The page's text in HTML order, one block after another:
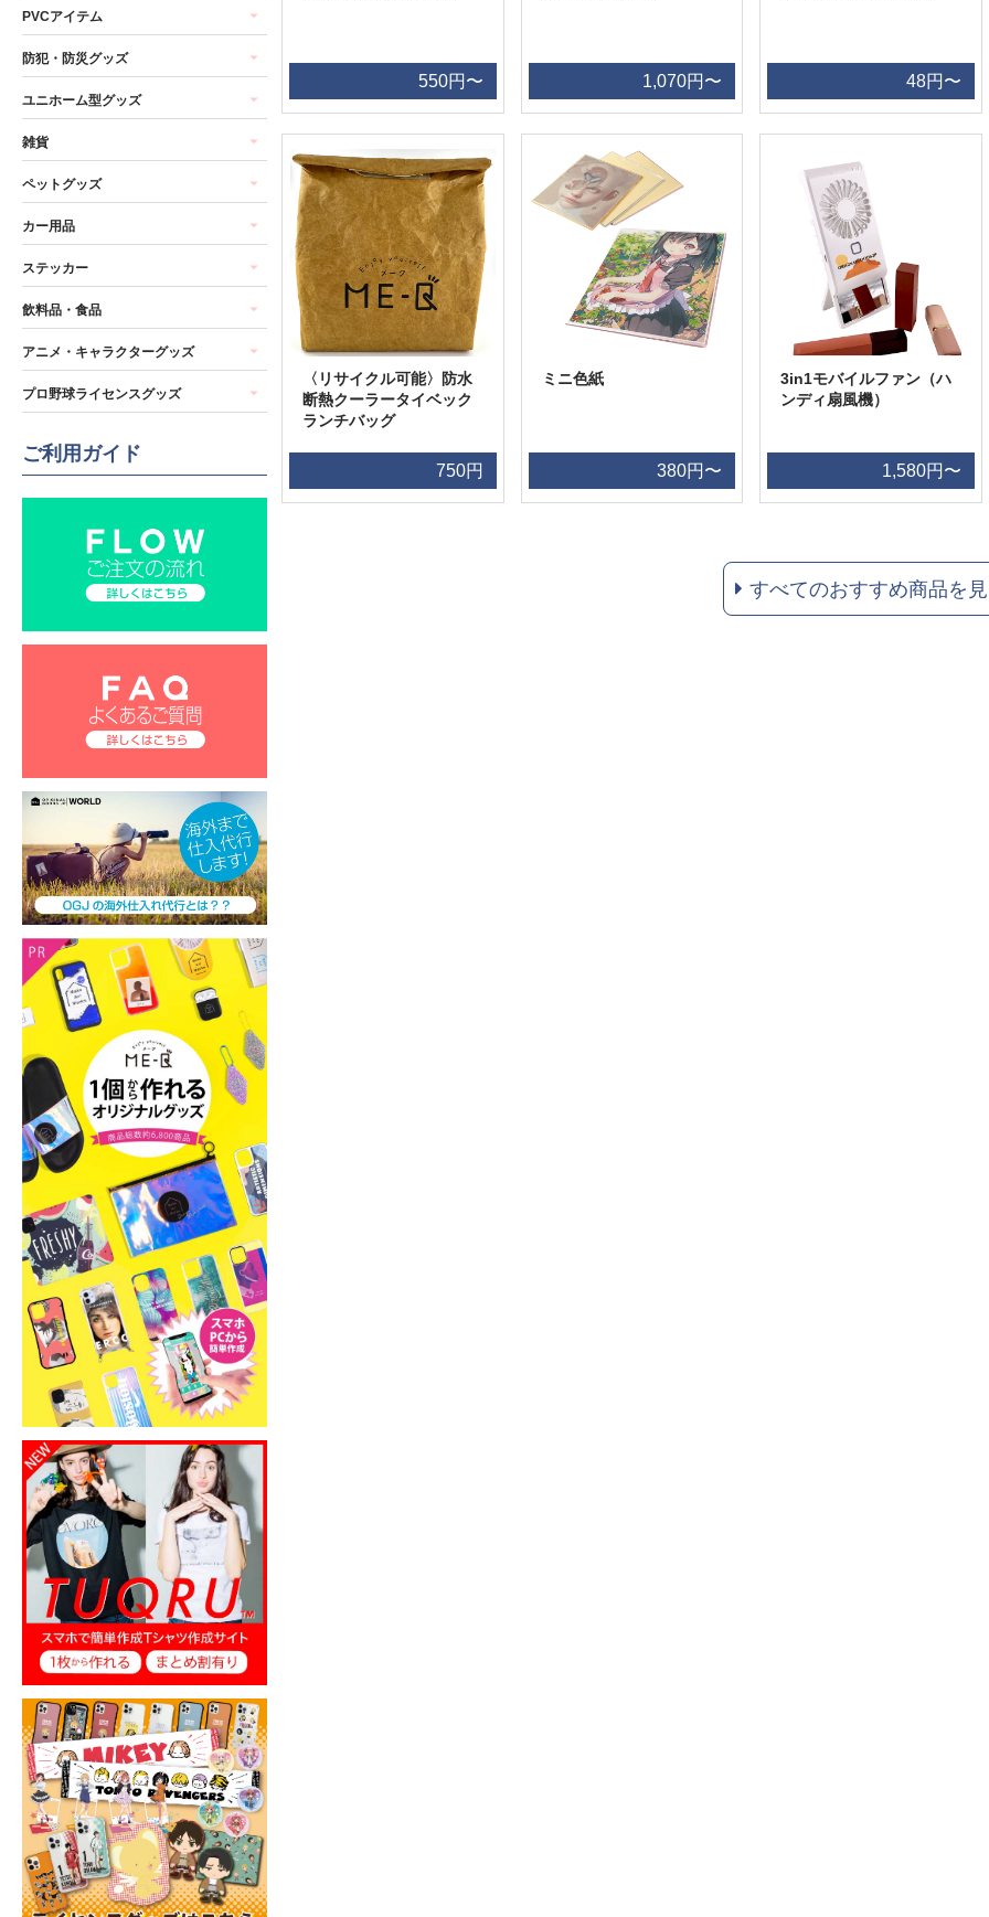
550円〜 1,070円〜 48円〜
〈リサイクル可能〉防水
断熱クーラータイベック
ランチバッグ
750円
ミニ色紙
380円〜
3in1モバイルファン（ハ
ンディ扇風機）
1,580円〜
すべてのおすすめ商品を
PVCアイテム
防犯・防災グッズ
ユニホーム型グッズ
雑貨
ペットグッズ
カー用品
ステッカー
飲料品・食品
アニメ・キャラクターグッズ
プロ野球ライセンスグッズ
ご利用ガイド